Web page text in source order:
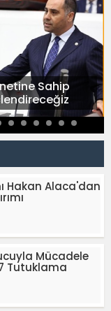
Sahip
Hakan Alaca'dan
Mücadele
Tutuklama